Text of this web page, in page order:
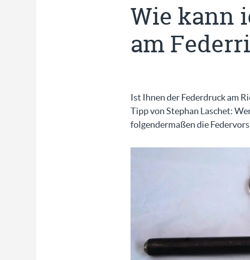
Wie kann
am
Ist Ihnen der Federdruck am
Tipp von Stephan Laschet:
folgendermaßen die